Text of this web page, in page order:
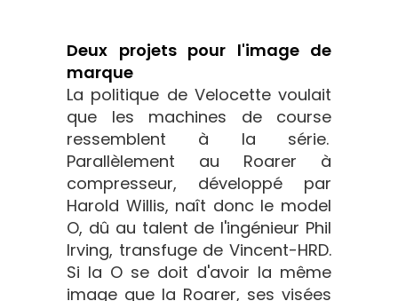
Deux projets pour l'image de
marque
La politique de Velocette voulait
que les machines de course
ressemblent à la série.
Parallèlement au Roarer à
compresseur, développé par
Harold Willis, naît donc le model
O, dû au talent de l'ingénieur Phil
Irving, transfuge de Vincent-HRD.
Si la O se doit d'avoir la même
image que la Roarer, ses visées